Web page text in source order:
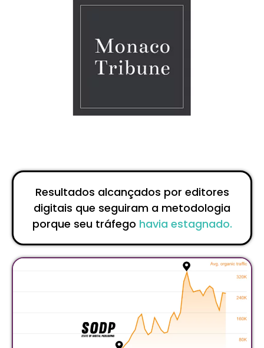
Resultados alcançados por editores
digitais que seguiram a metodologia
porque seu tráfego havia estagnado.